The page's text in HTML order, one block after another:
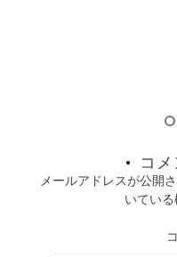
コ
メールアドレスが公開
いてい